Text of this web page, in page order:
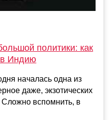
политики: как
в Индию
началась одна из
даже, экзотических
вспомнить, в